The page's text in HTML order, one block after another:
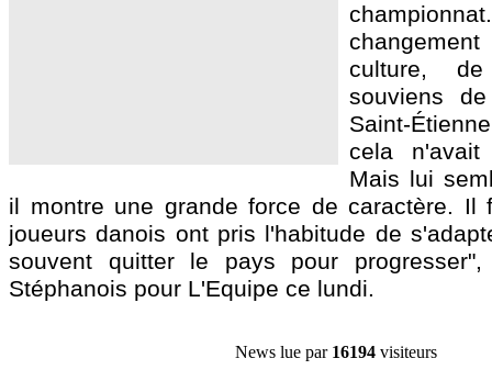
culture,
souviens
Saint-
cela
Mais lui
il montre une grande force de caractère. Il
joueurs danois ont pris l'habitude de
souvent quitter le pays pour
Stéphanois pour L'Equipe ce lundi.
News lue par 16194 visiteurs